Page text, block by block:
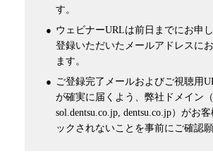
す。
ウェビナーURLは前日までにお申
登録いただいたメールアドレスに
ます。
ご登録完了メールおよびご視聴用
が確実に届くよう、弊社ドメイン
sol.dentsu.co.jp, dentsu.co.jp）がお
ックされないことを事前にご確認願